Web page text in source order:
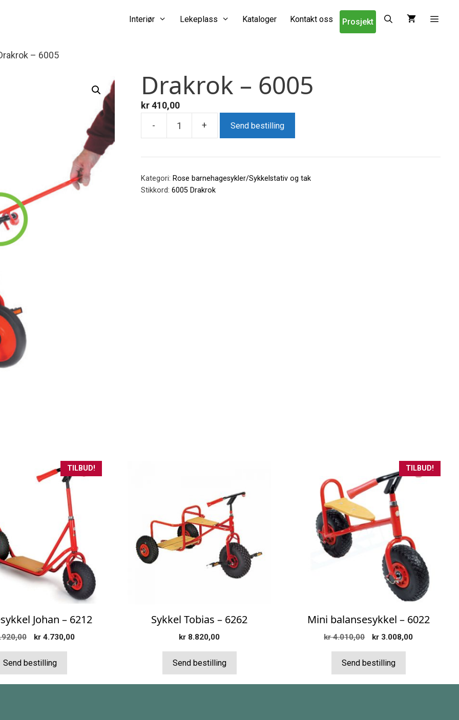
Interiør Lekeplass Kataloger Kontakt oss Prosjekt
– 6005
Drakrok – 6005
kr410,00
-
6005
antall
+ Send bestilling
Kategori: Rose barnehagesykler/Sykkelstativ og tak
Stikkord: 6005 Drakrok
TILBUD!
Johan – 6212
Opprinnelig
var:
kr 5.920,00.
kr4.730,00Nåværende
Send bestilling
Sykkel Tobias – 6262
kr 8.820,00
Send bestilling
TILBUD!
Mini balansesykkel – 6022
kr4.010,00
Opprinnelig
var:
kr 4.010,00.
kr 3.008,00Nåværende
Send bestilling